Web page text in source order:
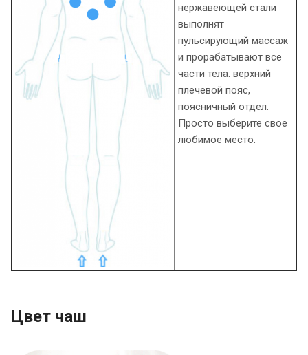
нержавеющей стали
выполнят
пульсирующий массаж
и прорабатывают все
части тела: верхний
плечевой пояс,
поясничный отдел.
Просто выберите свое
любимое место.
Цвет чаш